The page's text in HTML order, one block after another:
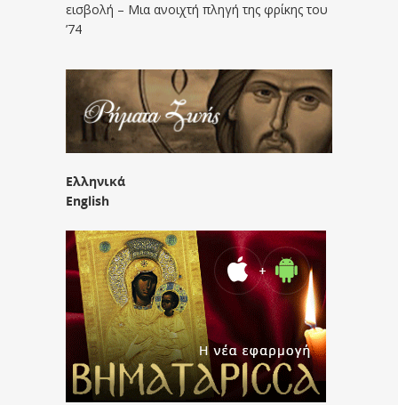
εισβολή – Μια ανοιχτή πληγή της φρίκης του
’74
Ελληνικά
English